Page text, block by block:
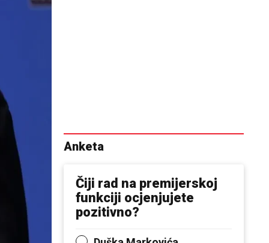
Anketa
Čiji rad na premijerskoj
funkciji ocjenjujete
pozitivno?